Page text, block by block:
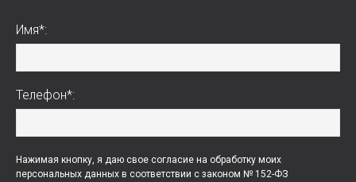
Имя*:
Телефон*:
Нажимая кнопку, я даю свое согласие на обработку моих
персональных данных в соответствии с законом № 152-ФЗ